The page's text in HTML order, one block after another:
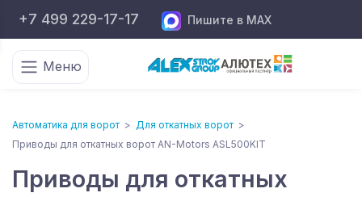
+7 499 229-17-17 Пишите в MAX
Меню
Автоматика для ворот > Для откатных ворот >
Приводы для откатных ворот AN-Motors ASL500KIT
Приводы для откатных